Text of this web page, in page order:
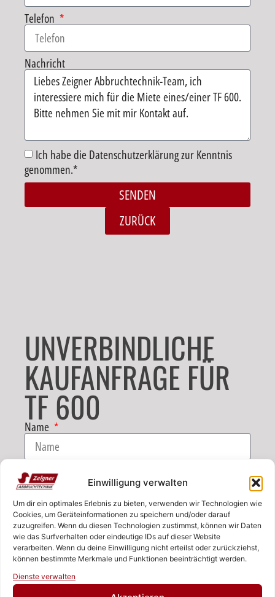
Einwilligung verwalten
Um dir ein optimales Erlebnis zu bieten, verwenden wir Technologien wie
Cookies, um Geräteinformationen zu speichern und/oder darauf
zuzugreifen. Wenn du diesen Technologien zustimmst, können wir Daten
wie das Surfverhalten oder eindeutige IDs auf dieser Website
verarbeiten. Wenn du deine Einwilligung nicht erteilst oder zurückziehst,
können bestimmte Merkmale und Funktionen beeinträchtigt werden.
Dienste verwalten
Telefon
Nachricht
Ich habe die Datenschutzerklärung zur Kenntnis
genommen.*
SENDEN
ZURÜCK
UNVERBINDLICHE
KAUFANFRAGE FÜR
TF 600
Name
E-Mail
Telefon
Nachricht Rufen Sie uns an!